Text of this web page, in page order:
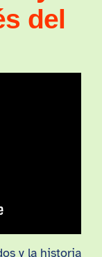
del
y la historia